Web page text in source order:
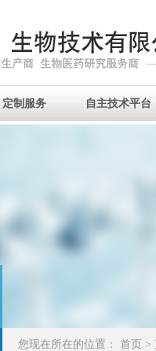
定制服务 自主技术平台
您现在所在的位置： 首页 >